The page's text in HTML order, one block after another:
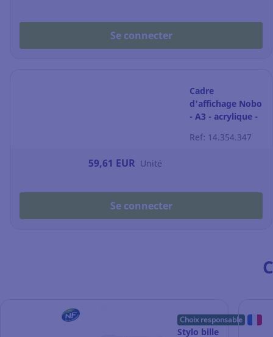
Se connecter
Cadre
d'affichage Nobo
- A3 - acrylique -
Ref: 14.354.347
59,61 EUR Unité
Se connecter
Choix responsable
Stylo bille